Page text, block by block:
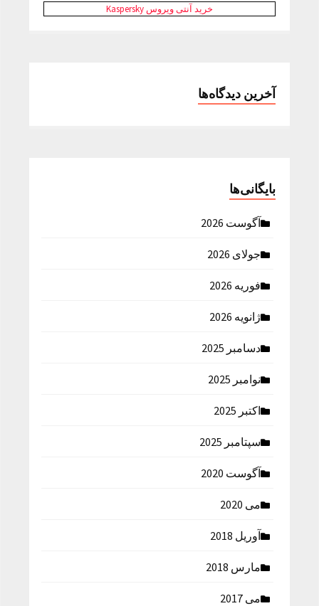
خرید آنتی ویروس Kaspersky
آخرین دیدگاه‌ها
بایگانی‌ها
آگوست 2026
جولای 2026
فوریه 2026
ژانویه 2026
دسامبر 2025
نوامبر 2025
اکتبر 2025
سپتامبر 2025
آگوست 2020
می 2020
آوریل 2018
مارس 2018
می 2017